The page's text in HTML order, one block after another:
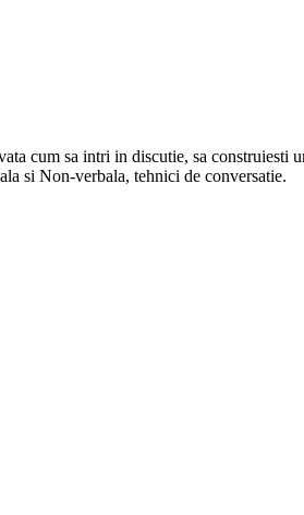
cum sa intri in discutie, sa construiesti
si Non-verbala, tehnici de conversatie.